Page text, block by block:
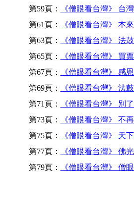
第59頁：
《僧眼看台灣》 台
第61頁：
《僧眼看台灣》 本
第63頁：
《僧眼看台灣》 法
第65頁：
《僧眼看台灣》 買
第67頁：
《僧眼看台灣》 感
第69頁：
《僧眼看台灣》 法
第71頁：
《僧眼看台灣》 別
第73頁：
《僧眼看台灣》 不
第75頁：
《僧眼看台灣》 天
第77頁：
《僧眼看台灣》 佛
第79頁：
《僧眼看台灣》 僧